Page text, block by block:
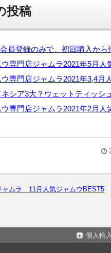
投稿
会員登録のみで、初回購入から
ウ専門店ジャムラ2021年5月人
ウ専門店ジャムラ2021年3,4月
ネシア3大？ウェットティッシ
ウ専門店ジャムラ2021年2月人
ャムラ 11月人気ジャムウBEST5
個人輸